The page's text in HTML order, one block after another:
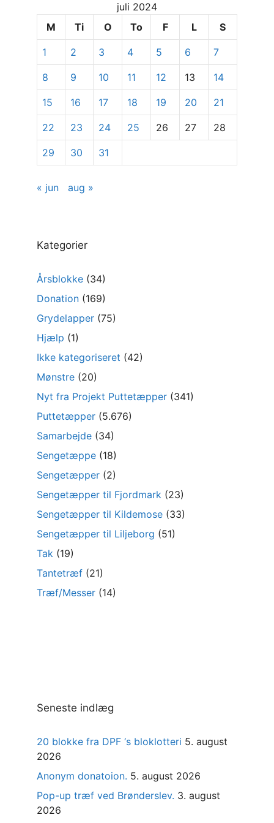
specifikke
indlæg
juli 2024
M
Ti O To F L S
1 2 3 4 5 6 7
8 9 10 11 12 13 14
15 16 17 18 19 20 21
22 23 24 25 26 27 28
29 30 31
« jun aug »
Kategorier
Årsblokke (34)
Donation (169)
Grydelapper (75)
Hjælp (1)
Ikke kategoriseret (42)
Mønstre (20)
Nyt fra Projekt Puttetæpper (341)
Puttetæpper (5.676)
Samarbejde (34)
Sengetæppe (18)
Sengetæpper (2)
Sengetæpper til Fjordmark (23)
Sengetæpper til Kildemose (33)
Sengetæpper til Liljeborg (51)
Tak (19)
Tantetræf (21)
Træf/Messer (14)
Seneste indlæg
20 blokke fra DPF ‘s bloklotteri 5. august
2026
Anonym donatoion. 5. august 2026
Pop-up træf ved Brønderslev. 3. august
2026